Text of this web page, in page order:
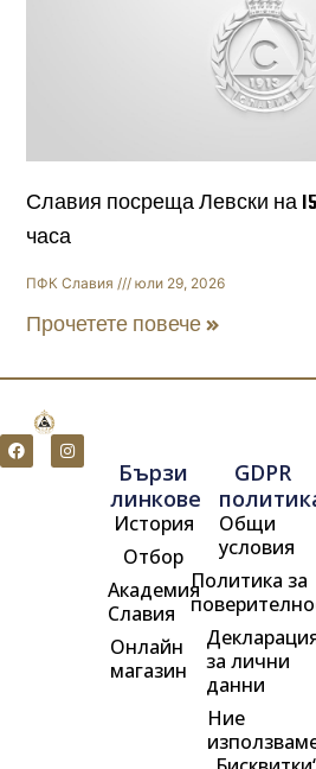
Славия посреща Левски на 15
часа
ПФК Славия юли 29, 2026
Прочетете повече »
F
a
c
I
n
s
Бързи
линкове
История
Отбор
Академия
Славия
Онлайн
магазин
GDPR
Общи
условия
Политика за
за лични
данни
Ние